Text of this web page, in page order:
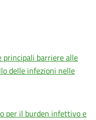
principali barriere alle
delle infezioni nelle
per il burden infettivo e